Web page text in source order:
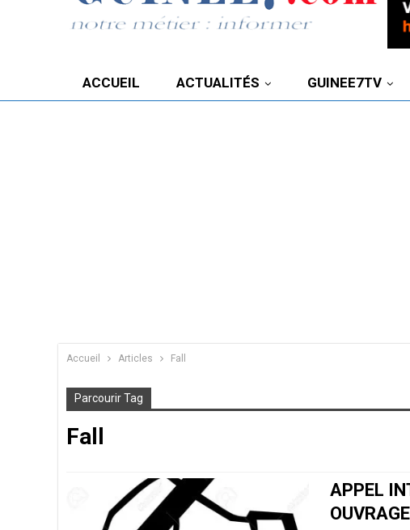
ACCUEIL ACTUALITÉS GUINEE7TV
Accueil Articles Fall
Parcourir Tag
Fall
APPEL